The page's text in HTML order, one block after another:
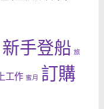
新手登船 旅
工作 蜜月 訂購